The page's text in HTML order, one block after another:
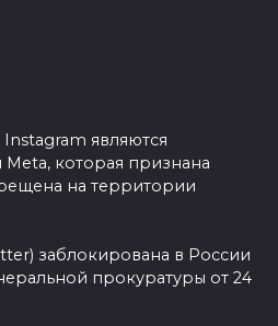
являются
которая признана
на территории
заблокирована в России
прокуратуры от 24